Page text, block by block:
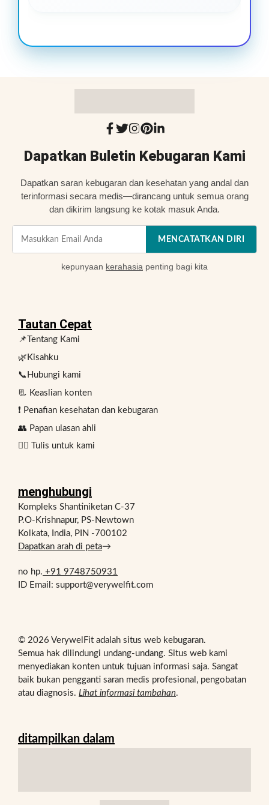
Dapatkan Buletin Kebugaran Kami
Dapatkan saran kebugaran dan kesehatan yang andal dan
terinformasi secara medis—dirancang untuk semua orang
dan dikirim langsung ke kotak masuk Anda.
MENCATATKAN DIRI
kepunyaan kerahasia penting bagi kita
Tautan Cepat
📌Tentang Kami
🌿Kisahku
📞Hubungi kami
📃 Keaslian konten
❗ Penafian kesehatan dan kebugaran
👥 Papan ulasan ahli
✍🏻 Tulis untuk kami
menghubungi
Kompleks Shantiniketan C-37
P.O-Krishnapur, PS-Newtown
Kolkata, India, PIN -700102
Dapatkan arah di peta→
no hp. +91 9748750931
ID Email: support@verywelfit.com
© 2026 VerywelFit adalah situs web kebugaran.
Semua hak dilindungi undang-undang. Situs web kami
menyediakan konten untuk tujuan informasi saja. Sangat
baik bukan pengganti saran medis profesional, pengobatan
atau diagnosis. Lihat informasi tambahan.
ditampilkan dalam